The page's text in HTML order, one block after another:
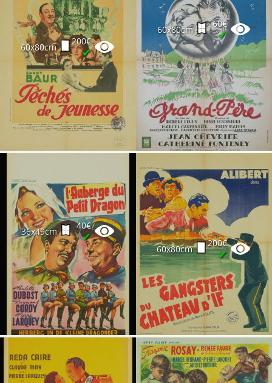
60x80cm
200€
✔
60x80cm
60€
✔
36x49cm
40€
✔
60x80cm
200€
✔